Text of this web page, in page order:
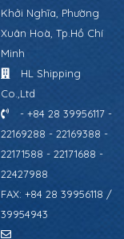
Khởi Nghĩa, Phường
Xuân Hoà, Tp.Hồ Chí
Minh
HL Shipping
Co.,Ltd
- +84 28 39956117 -
22169288 - 22169388 -
22171588 - 22171688 -
22427988
FAX: +84 28 39956118 /
39954943